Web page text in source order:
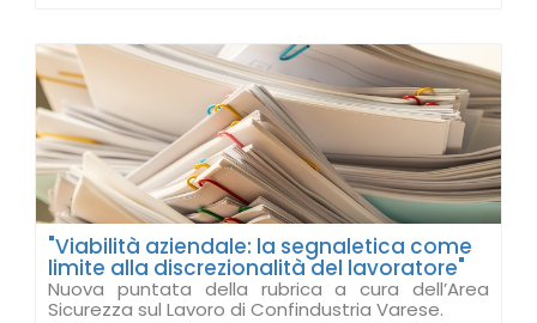
"Viabilità aziendale: la segnaletica come
limite alla discrezionalità del lavoratore"
Nuova puntata della rubrica a cura dell’Area
Sicurezza sul Lavoro di Confindustria Varese.